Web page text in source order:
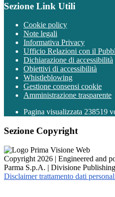
Sezione Link Utili
Cookie policy
Note legali
Informativa Privacy
Ufficio Relazioni con il
Dichiarazione di accessibilità
Obiettivi di accessibilità
Whistleblowing
Gestione consensi cookie
Amministrazione trasparente
Pagina visualizzata 238519
Sezione Copyright
Copyright 2026 | Engineered and
Parma S.p.A. | Divisione
Disclaimer trattamento dati